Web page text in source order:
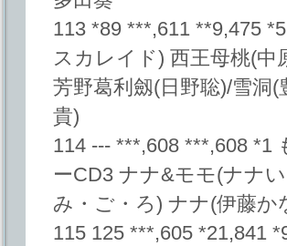
113 *89 ***,611 **9,475
スカレイド) 西王母桃(中
芳野葛利劔(日野聡)/雪洞
貴)
114 --- ***,608 ***,608 *1
ーCD3 ナナ&モモ(ナナ
み・ご・ろ) ナナ(伊藤か
115 125 ***,605 *21,841